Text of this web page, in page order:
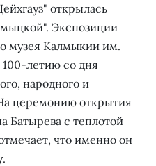
открылась
Экспозиции
музея Калмыкии им.
летию со дня
народного и
церемонию открытия
Батырева с теплотой
что именно он